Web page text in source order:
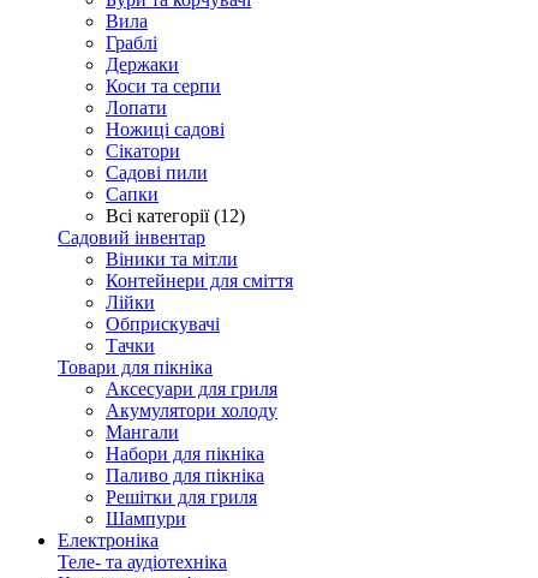
Вила
Граблі
Держаки
Коси та серпи
Лопати
Ножиці садові
Сікатори
Садові пили
Сапки
Всі категорії (12)
Садовий інвентар
Віники та мітли
Контейнери для сміття
Лійки
Обприскувачі
Тачки
Товари для пікніка
Аксесуари для гриля
Акумулятори холоду
Мангали
Набори для пікніка
Паливо для пікніка
Решітки для гриля
Шампури
Електроніка
Теле- та аудіотехніка